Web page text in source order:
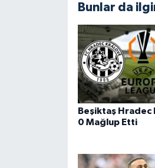
Bunlar da
Beşiktaş Hradec
0 Mağlup Etti